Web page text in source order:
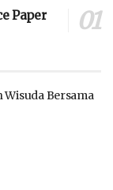
Paper
Wisuda Bersama